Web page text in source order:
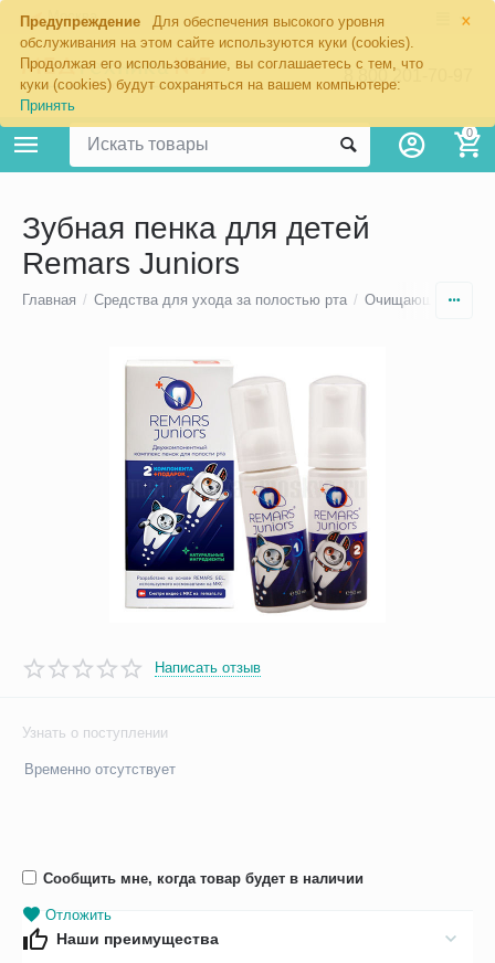
×
Предупреждение
Для обеспечения высокого уровня
обслуживания на этом сайте используются куки (cookies).
Продолжая его использование, вы соглашаетесь с тем, что
куки (cookies) будут сохраняться на вашем компьютере:
Принять
Москва
8 800 201-70-97
0
Зубная пенка для детей
Remars Juniors
Главная / Средства для ухода за полостью рта / Очищающие пенки
Написать отзыв
Узнать о поступлении
Временно отсутствует
Сообщить мне, когда товар будет в наличии
Отложить
Наши преимущества